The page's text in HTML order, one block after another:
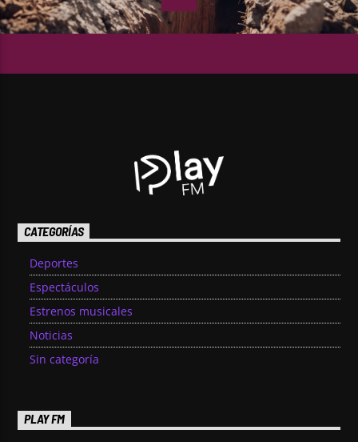
CATEGORÍAS
Deportes
Espectáculos
Estrenos musicales
Noticias
Sin categoría
PLAY FM